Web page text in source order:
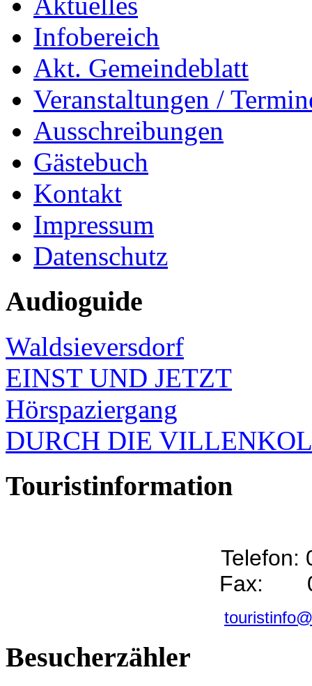
Infobereich
Akt. Gemeindeblatt
Veranstaltungen /
Ausschreibungen
Gästebuch
Kontakt
Impressum
Datenschutz
Audioguide
Waldsieversdorf
EINST UND JETZT
Hörspaziergang
DURCH DIE
Touristinformation
Telefon:
Fax:
Besucherzähler